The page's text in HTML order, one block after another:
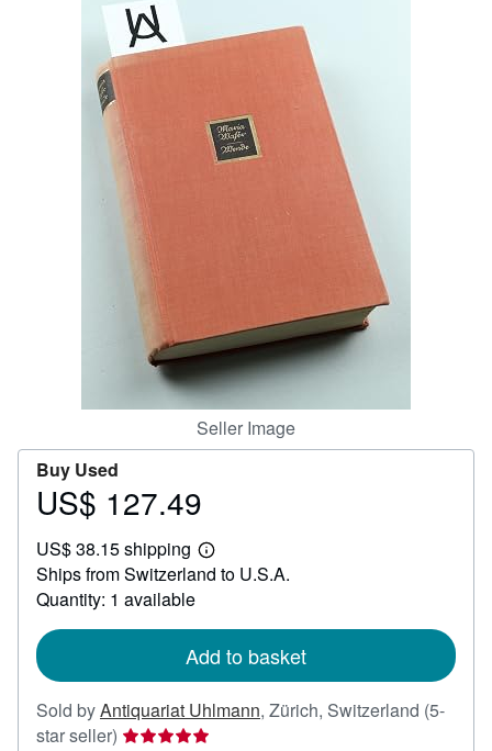
Art & Collectibles
Seller Image
Buy Used
Price
127.49
US$ 127.49
US$ 38.15 shipping
Learn
more
Ships from Switzerland to U.S.A.
Quantity: 1 available
Add to basket
Sold byAntiquariat Uhlmann, Zürich, Switzerland (5-
star seller) Seller